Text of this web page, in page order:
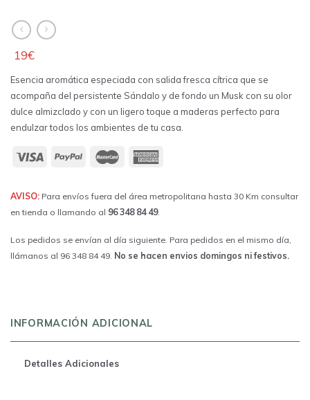
19€
Esencia aromática especiada con salida fresca cítrica que se
acompaña del persistente Sándalo y de fondo un Musk con su olor
dulce almizclado y con un ligero toque a maderas perfecto para
endulzar todos los ambientes de tu casa.
AVISO: Para envíos fuera del área metropolitana hasta 30 Km consultar
en tienda o llamando al 96 348 84 49.
Los pedidos se envían al día siguiente. Para pedidos en el mismo día,
llámanos al 96 348 84 49. No se hacen envios domingos ni festivos.
INFORMACIÓN ADICIONAL
Detalles Adicionales